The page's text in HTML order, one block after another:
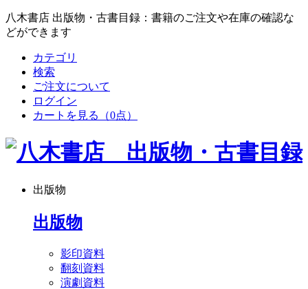
八木書店 出版物・古書目録：書籍のご注文や在庫の確認な
どができます
カテゴリ
検索
ご注文について
ログイン
カートを見る
（0点）
出版物
出版物
影印資料
翻刻資料
演劇資料